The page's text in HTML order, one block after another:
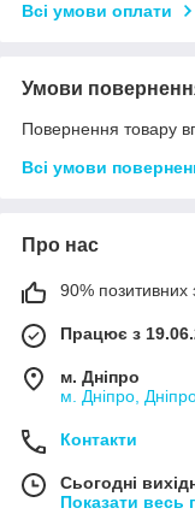
Всі умови оплати
Умови
Повернення товару
Всі умови
Про нас
90% позитивних
Працює з
м. Дніпро
м. Дніпро,
Контакти
Сьогодні
Показати весь